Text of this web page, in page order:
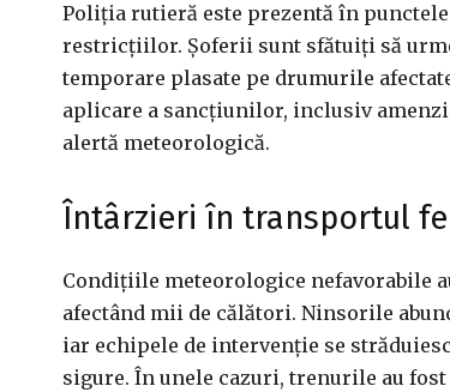
Poliția rutieră este prezentă în
restricțiilor. Șoferii sunt sfătuiți să
temporare plasate pe drumurile
aplicare a sancțiunilor, inclusiv
alertă meteorologică.
Întârzieri în transportul
Condițiile meteorologice nefavorabile
afectând mii de călători. Ninsorile
iar echipele de intervenție se
sigure. În unele cazuri, trenurile au